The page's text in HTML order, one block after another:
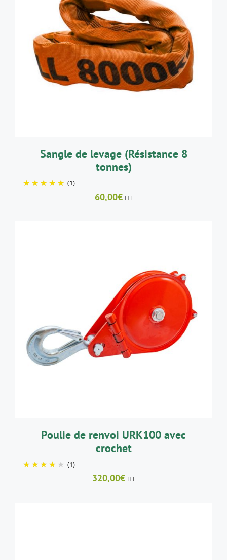
AJOUTER AU PANIER / DÉTAILS
Sangle de levage (Résistance 8
tonnes)
(1)
60,00€ HT
AJOUTER AU PANIER / DÉTAILS
Poulie de renvoi URK100 avec
crochet
(1)
320,00€ HT